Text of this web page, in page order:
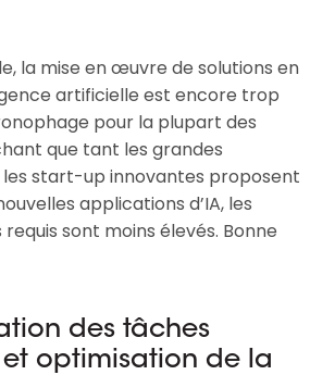
la mise en œuvre de solutions en
artificielle est encore trop
pour la plupart des
que tant les grandes
start-up innovantes proposent
applications d’IA, les
sont moins élevés. Bonne
des tâches
et optimisation de la